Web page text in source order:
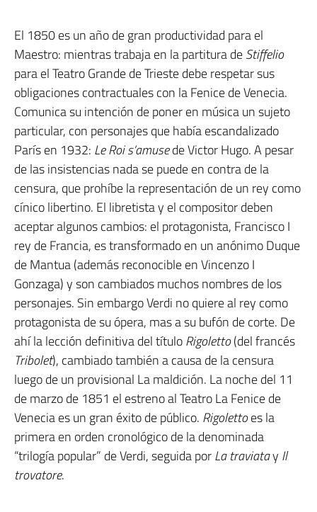
El 1850 es un año de gran productividad para el
Maestro: mientras trabaja en la partitura deStiffelio
para el Teatro Grande de Trieste debe respetar sus
obligaciones contractuales con la Fenice de Venecia.
Comunica su intención de poner en música un sujeto
particular, con personajes que había escandalizado
París en 1932: Le Roi s’amusede Victor Hugo. A pesar
de las insistencias nada se puede en contra de la
censura, que prohíbe la representación de un rey como
cínico libertino. El libretista y el compositor deben
aceptar algunos cambios: el protagonista, Francisco I
rey de Francia, es transformado en un anónimo Duque
de Mantua (además reconocible en Vincenzo I
Gonzaga) y son cambiados muchos nombres de los
personajes. Sin embargo Verdi no quiere al rey como
protagonista de su ópera, mas a su bufón de corte. De
ahí la lección definitiva del títuloRigoletto(del francés
Tribolet), cambiado también a causa de la censura
luego de un provisional La maldición. La noche del 11
de marzo de 1851 el estreno al Teatro La Fenice de
Venecia es un gran éxito de público. Rigolettoes la
primera en orden cronológico de la denominada
“trilogía popular” de Verdi, seguida porLa traviatay Il
trovatore.